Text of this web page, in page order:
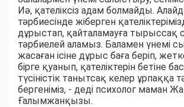
Иә, қателіксіз адам болмайды.
тәрбиесінде жіберген
дұрыстап, қайталамауға тырыссақ
тәрбиелей аламыз. Баламен үнемі
жасаған ісіне дұрыс баға беріп,
бірге қуанып, қателіктерін бетіне
түсіністік танытсақ келер ұрпаққа
бергеніміз, - деді психолог маман
Ғалымжанқызы.